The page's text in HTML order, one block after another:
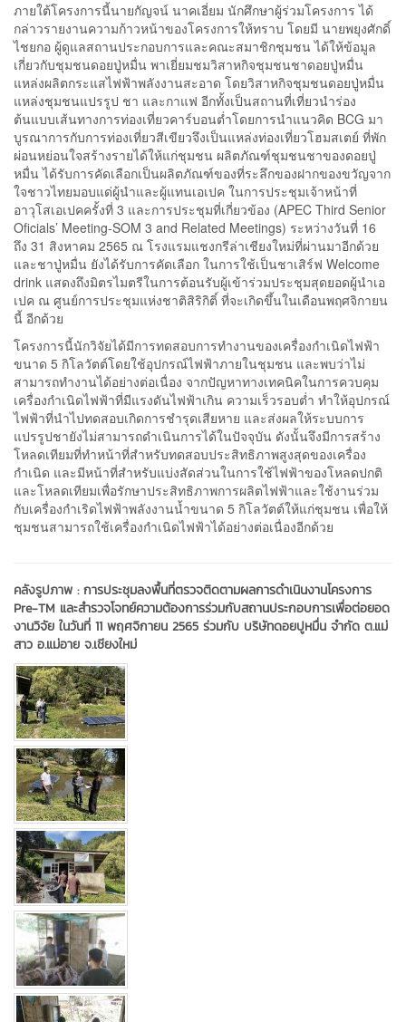
ภายใต้โครงการนี้นายกัญจน์ นาคเอี่ยม นักศึกษาผู้ร่วมโครงการ ได้
กล่าวรายงานความก้าวหน้าของโครงการให้ทราบ โดยมี นายพยุงศักดิ์
ไชยกอ ผู้ดูแลสถานประกอบการและคณะสมาชิกชุมชน ได้ให้ข้อมูล
เกี่ยวกับชุมชนดอยปู่หมื่น พาเยี่ยมชมวิสาหกิจชุมชนชาดอยปู่หมื่น
แหล่งผลิตกระแสไฟฟ้าพลังงานสะอาด โดยวิสาหกิจชุมชนดอยปู่หมื่น
แหล่งชุมชนแปรรูป ชา และกาแฟ อีกทั้งเป็นสถานที่เที่ยวนำร่อง
ต้นแบบเส้นทางการท่องเที่ยวคาร์บอนต่ำโดยการนำแนวคิด BCG มา
บูรณาการกับการท่องเที่ยวสีเขียวจึงเป็นแหล่งท่องเที่ยวโฮมสเตย์ ที่พัก
ผ่อนหย่อนใจสร้างรายได้ให้แก่ชุมชน ผลิตภัณฑ์ชุมชนชาของดอยปู่
หมื่น ได้รับการคัดเลือกเป็นผลิตภัณฑ์ของที่ระลึกของฝากของขวัญจาก
ใจชาวไทยมอบแด่ผู้นำและผู้แทนเอเปค ในการประชุมเจ้าหน้าที่
อาวุโสเอเปคครั้งที่ 3 และการประชุมที่เกี่ยวข้อง (APEC Third Senior
Oficials’ Meeting-SOM 3 and Related Meetings) ระหว่างวันที่ 16
ถึง 31 สิงหาคม 2565 ณ โรงแรมแชงกรีล่าเชียงใหม่ที่ผ่านมาอีกด้วย
และชาปู่หมื่น ยังได้รับการคัดเลือก ในการใช้เป็นชาเสิร์ฟ Welcome
drink แสดงถึงมิตรไมตรีในการต้อนรับผู้เข้าร่วมประชุมสุดยอดผู้นำเอ
เปค ณ ศูนย์การประชุมแห่งชาติสิริกิติ์ ที่จะเกิดขึ้นในเดือนพฤศจิกายน
นี้ อีกด้วย
โครงการนี้นักวิจัยได้มีการทดสอบการทำงานของเครื่องกำเนิดไฟฟ้า
ขนาด 5 กิโลวัตต์โดยใช้อุปกรณ์ไฟฟ้าภายในชุมชน และพบว่าไม่
สามารถทำงานได้อย่างต่อเนื่อง จากปัญหาทางเทคนิคในการควบคุม
เครื่องกำเนิดไฟฟ้าที่มีแรงดันไฟฟ้าเกิน ความเร็วรอบต่ำ ทำให้อุปกรณ์
ไฟฟ้าที่นำไปทดสอบเกิดการชำรุดเสียหาย และส่งผลให้ระบบการ
แปรรูปชายังไม่สามารถดำเนินการได้ในปัจจุบัน ดังนั้นจึงมีการสร้าง
โหลดเทียมที่ทำหน้าที่สำหรับทดสอบประสิทธิภาพสูงสุดของเครื่อง
กำเนิด และมีหน้าที่สำหรับแบ่งสัดส่วนในการใช้ไฟฟ้าของโหลดปกติ
และโหลดเทียมเพื่อรักษาประสิทธิภาพการผลิตไฟฟ้าและใช้งานร่วม
กับเครื่องกำเริดไฟฟ้าพลังงานน้ำขนาด 5 กิโลวัตต์ให้แก่ชุมชน เพื่อให้
ชุมชนสามารถใช้เครื่องกำเนิดไฟฟ้าได้อย่างต่อเนื่องอีกด้วย
คลังรูปภาพ :การประชุมลงพื้นที่ตรวจติดตามผลการดำเนินงานโครงการ
Pre-TM และสำรวจโจทย์ความต้องการร่วมกับสถานประกอบการเพื่อต่อยอด
งานวิจัย ในวันที่ 11 พฤศจิกายน 2565 ร่วมกับ บริษัทดอยปูหมื่น จำกัด ต.แม่
สาว อ.แม่อาย จ.เชียงใหม่